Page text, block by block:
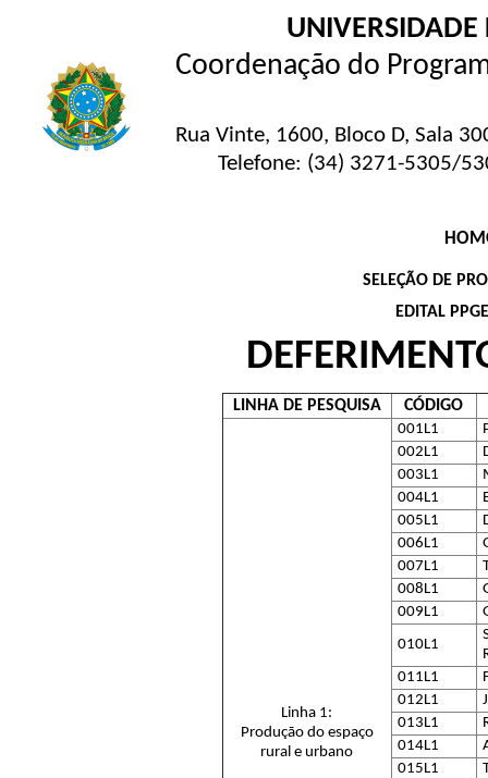
UNIVERSIDADE
Coordenação do
Rua Vinte, 1600, Bloco D, Sala
Telefone: (34) 3271-5305/
SELEÇÃO DE
EDITAL
LINHA DE PESQUISA CÓDIGO
Linha 1:
Produção do espaço
rural e urbano
001L1
002L1
003L1
004L1
005L1
006L1
007L1
008L1
009L1
010L1
011L1
012L1
013L1
014L1
015L1